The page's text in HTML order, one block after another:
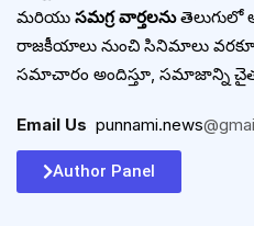
మరియు సమగ్ర వార్తలనుతెలుగులో
రాజకీయాలు నుంచి సినిమాలు
సమాచారం అందిస్తూ, సమాజాన్ని
Email Us punnami.news
Author Panel